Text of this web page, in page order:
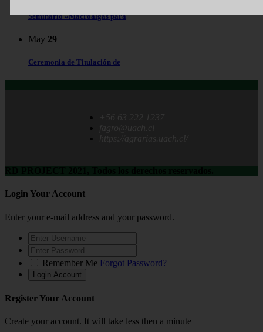
Seminario «Macroalgas para
May 29
Ceremonia de Titulación de
Login Your Account
Enter your e-mail address and your password.
Remember Me Forgot Password?
Register Your Account
Create your account. It will take less then a minute